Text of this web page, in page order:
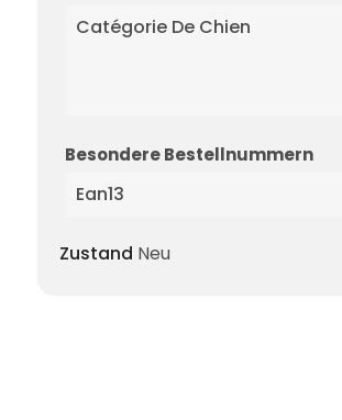
Catégorie De Chien
Besondere Bestellnummern
Ean13
Zustand Neu